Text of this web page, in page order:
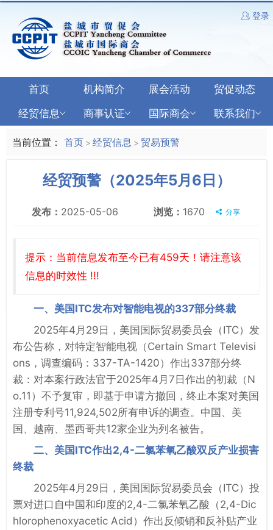
登录
首页 机构简介 展会活动
贸促动态
经贸信息
商事认证 国际商会 联系我们
当前位置： 首页 > 经贸信息 > 贸易预警
经贸预警（2025年5月6日）
发布： 2025-05-06 浏览： 1670 分享
提示：当前信息发布至今已有459天！请注意该
信息的时效性 !!!
一、美国ITC发布对智能电视的337部分终裁
2025年4月29日，美国国际贸易委员会（ITC）发
布公告称，对特定智能电视（Certain Smart Televisi
ons，调查编码：337-TA-1420）作出337部分终
裁：对本案行政法官于2025年4月7日作出的初裁（N
o.11）不予复审，即基于申请方撤回，终止本案对美国
注册专利号11,924,502所有申诉的调查。中国、美
国、越南、墨西哥共12家企业为列名被告。
二、美国ITC作出2,4-二氯苯氧乙酸双反产业损害
终裁
2025年4月29日，美国国际贸易委员会（ITC）投
票对进口自中国和印度的2,4-二氯苯氧乙酸（2,4-Dic
hlorophenoxyacetic Acid）作出反倾销和反补贴产业